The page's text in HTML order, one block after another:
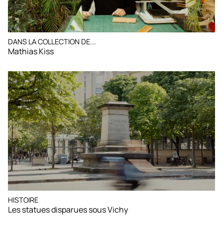
DANS LA COLLECTION DE...
Mathias Kiss
HISTOIRE
Les statues disparues sous Vichy